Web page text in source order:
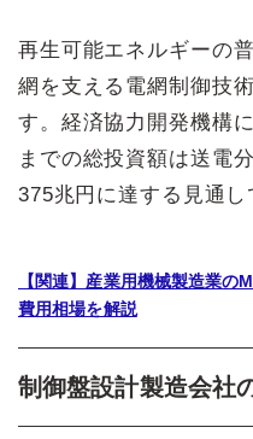
再生可能エネルギーの
網を支える電網制御技
す。経済協力開発機構
までの総投資額は送電
375兆円に達する見通し
【関連】産業用機械製造業の
費用相場を解説
制御盤設計製造会社